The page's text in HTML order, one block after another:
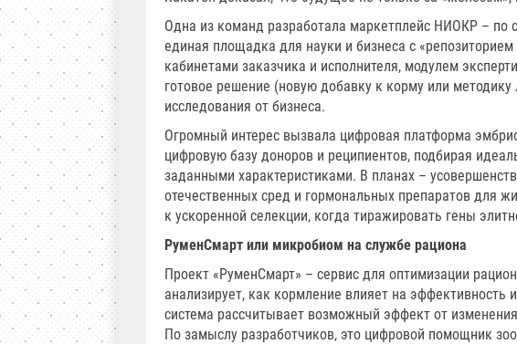
Одна из команд разработала маркетплейс НИОКР – по
единая площадка для науки и бизнеса с
кабинетами заказчика и исполнителя, модулем
готовое решение (новую добавку к корму или методику
исследования от бизнеса.
Огромный интерес вызвала цифровая платформа
цифровую базу доноров и реципиентов, подбирая
заданными характеристиками. В планах –
отечественных сред и гормональных препаратов для
к ускоренной селекции, когда тиражировать гены
РуменСмарт или микробиом на службе рациона
Проект «РуменСмарт» – сервис для оптимизации
анализирует, как кормление влияет на
система рассчитывает возможный эффект от
По замыслу разработчиков, это цифровой помощник